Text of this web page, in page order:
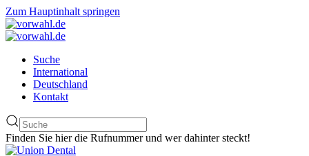
Zum Hauptinhalt springen
Suche
International
Deutschland
Kontakt
Finden Sie hier die Rufnummer und wer dahinter steckt!